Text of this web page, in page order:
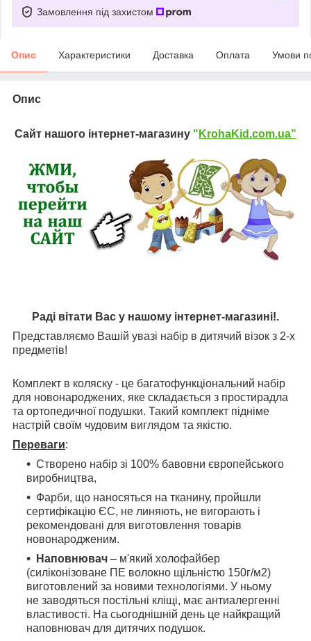
Замовлення під захистом
Опис Характеристики Доставка Оплата Умови
Опис
Сайт нашого інтернет-магазину " KrohaKid.com.ua"
Раді вітати Вас у нашому інтернет-магазині!.
Представляємо Вашій увазі набір в дитячий візок з 2-х
предметів!
Комплект в коляску - це багатофункціональний набір
для новонароджених, яке складається з простирадла
та ортопедичної подушки. Такий комплект підніме
настрій своїм чудовим виглядом та якістю.
Переваги:
Створено набір зі 100% бавовни європейського
виробництва,
Фарби, що наносяться на тканину, пройшли
сертифікацію ЄС, не линяють, не вигорають і
рекомендовані для виготовлення товарів
новонародженим.
Наповнювач – м'який холофайбер
(силіконізоване ПЕ волокно щільністю 150г/м2)
виготовлений за новими технологіями. У ньому
не заводяться постільні кліщі, має антиалергенні
властивості. На сьогоднішній день це найкращий
наповнювач для дитячих подушок.